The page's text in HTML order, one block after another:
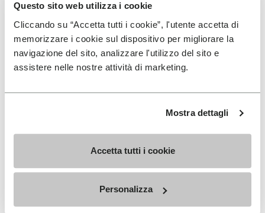
Questo sito web utilizza i cookie
Cliccando su “Accetta tutti i cookie”, l'utente accetta di
memorizzare i cookie sul dispositivo per migliorare la
navigazione del sito, analizzare l'utilizzo del sito e
assistere nelle nostre attività di marketing.
Mostra dettagli
Accetta tutti i cookie
Personalizza
rythme quotidien.
Hauteurs du bord supérieur au talon: 17 CM
INSCRIVEZ-VOUS POUR NE PAS MANQUER NOS
Jai pris connaissance de la
de Vibram et jaccepte le